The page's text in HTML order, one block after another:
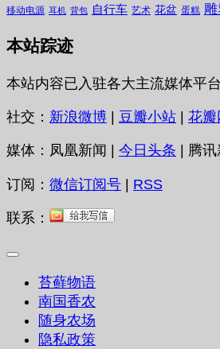
移动电源 耳机 背包 自行车 艺术 花盆 蛋糕
本站踪迹
本站内容已入驻各大主流媒体平台
社交： 新浪微博 豆瓣小站 花瓣
媒体：凤凰新闻 | 今日头条 | 腾
订阅： 微信订阅号 | RSS
联系：
苔藓物语
南国香农
随身农场
隐私政策